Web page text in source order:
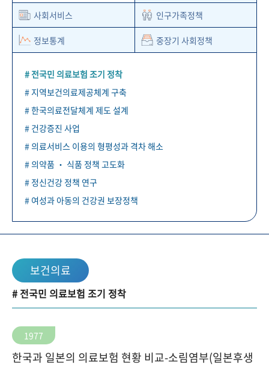
사회서비스 인구가족정책
정보통계 중장기 사회정책
# 전국민 의료보험 조기 정착
# 지역보건의료제공체계 구축
# 한국의료전달체계 제도 설계
# 건강증진 사업
# 의료서비스 이용의 형평성과 격차 해소
# 의약품 ‧ 식품 정책 고도화
# 정신건강 정책 연구
# 여성과 아동의 건강권 보장정책
보건의료
# 전국민 의료보험 조기 정착
1977
한국과 일본의 의료보험 현황 비교-소림염부(일본후생